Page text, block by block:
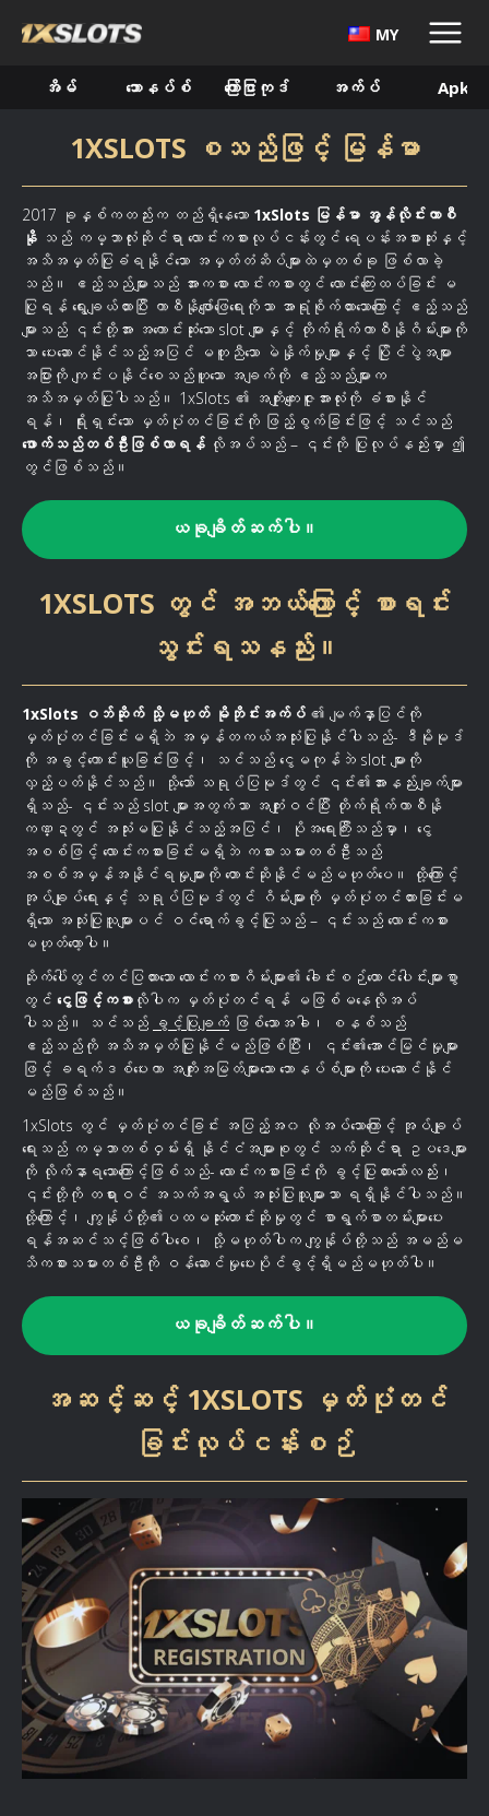
MY
အိမ် ဘောနပ်စ် ကြော်ငြာကုဒ် အက်ပ် Apk
1XSLOTS စသည်ဖြင့် မြန်မာ
2017 ခုနှစ်ကတည်းက တည်ရှိနေသော 1xSlots မြန်မာ အွန်လိုင်းကာစီ
နို သည် ကမ္ဘာလုံးဆိုင်ရာ လောင်းကစားလုပ်ငန်းတွင် ရေပန်းအစားဆုံးနှင့်
အသိအမှတ်ပြုခံရနိုင်သော အမှတ်တံဆိပ်များထဲမှတစ်ခု ဖြစ်လာခဲ့
သည်။ ဧည့်သည်များသည် အားကစား လောင်းကစားတွင် လောင်းကြေးထပ်ခြင်း မ
ပြုရန် ရွေးချယ်ထားပြီး ကာစီနိုဖျော်ဖြေရေးကိုသာ အာရုံစိုက်ထားသောကြောင့် ဧည့်သည်
များသည် ၎င်းတို့အား အကောင်းဆုံးသော slot များနှင့် တိုက်ရိုက်ကာစီနိုဂိမ်းများကို
သာ ပေးဆောင်နိုင်သည့်အပြင် မတူညီသော မဲနှိုက်မှုများနှင့် ပြိုင်ပွဲအများ
အပြားကို ကျင်းပနိုင်စေသည်ဟူသော အချက်ကို ဧည့်သည်များက
အသိအမှတ်ပြုပါသည်။ 1xSlots ၏ အကျိုးကျေးဇူးအားလုံးကို ခံစားနိုင်
ရန်၊ ရိုးရှင်းသော မှတ်ပုံတင်ခြင်းကို ဖြည့်စွက်ခြင်းဖြင့် သင်သည်
ဖောက်သည်တစ်ဦးဖြစ်လာရန် လိုအပ်သည် – ၎င်းကို ပြုလုပ်နည်းမှာ ဤ
တွင်ဖြစ်သည်။
ယခုချိတ်ဆက်ပါ။
1XSLOTS တွင် အဘယ်ကြောင့် စာရင်း
သွင်းရသနည်း။
1xSlots ဝဘ်ဆိုက် သို့မဟုတ် မိုဘိုင်းအက်ပ် ၏ မျက်နှာပြင်ကို
မှတ်ပုံတင်ခြင်းမရှိဘဲ အမှန်တကယ်အသုံးပြုနိုင်ပါသည်- ဒီမိုမုဒ်
ကို အခွင့်ကောင်းယူခြင်းဖြင့်၊ သင်သည် ငွေမကုန်ဘဲ slot များကို
လှည့်ပတ်နိုင်သည်။ သို့သော် သရုပ်ပြမုဒ်တွင် ၎င်း၏အားနည်းချက်များ
ရှိသည်- ၎င်းသည် slot များအတွက်သာ အကျုံးဝင်ပြီး တိုက်ရိုက်ကာစီနို
ကဏ္ဍတွင် အသုံးမပြုနိုင်သည့်အပြင်၊ ပိုအရေးကြီးသည်မှာ၊ ငွေ
အစစ်ဖြင့် လောင်းကစားခြင်းမရှိဘဲ ကစားသမားတစ်ဦးသည်
အစစ်အမှန်အနိုင်ရမှုများကို တောင်းဆိုနိုင်မည်မဟုတ်ပေ။ ထို့ကြောင့်
အုပ်ချုပ်ရေးနှင့် သရုပ်ပြမုဒ်တွင် ဂိမ်းများကို မှတ်ပုံတင်ထားခြင်းမ
ရှိသော အသုံးပြုသူများပင် ဝင်ရောက်ခွင့်ပြုသည် – ၎င်းသည် လောင်းကစား
မဟုတ်တော့ပါ။
ဆိုက်ပေါ်တွင်တင်ပြထားသော လောင်းကစားဂိမ်းများ၏ ခေါင်းစဉ်ထောင်ပေါင်းများစွာ
တွင် ငွေဖြင့်ကစား လိုပါက မှတ်ပုံတင်ရန် မဖြစ်မနေလိုအပ်
ပါသည်။ သင်သည် ခွင့်ပြုချက် ဖြစ်သောအခါ၊ စနစ်သည်
ဧည့်သည်ကို အသိအမှတ်ပြုနိုင်မည်ဖြစ်ပြီး၊ ၎င်း၏အောင်မြင်မှုများ
ဖြင့် ခရက်ဒစ်ပေးကာ အကျိုးအမြတ်များသော ဘောနပ်စ်များကို ပေးဆောင်နိုင်
မည်ဖြစ်သည်။
1xSlots တွင် မှတ်ပုံတင်ခြင်း အပြည့်အ၀ လိုအပ်သောကြောင့် အုပ်ချုပ်
ရေးသည် ကမ္ဘာတစ်ဝှမ်းရှိ နိုင်ငံအများစုတွင် သက်ဆိုင်ရာ ဥပဒေများ
ကို လိုက်နာရသောကြောင့်ဖြစ်သည်- လောင်းကစားခြင်းကို ခွင့်ပြုထားသော်လည်း၊
၎င်းတို့ကို တရားဝင် အသက်အရွယ် အသုံးပြုသူများသာ ရရှိနိုင်ပါသည်။
ထို့ကြောင့်၊ ကျွန်ုပ်တို့၏ပထမဆုံးတောင်းဆိုမှုတွင် စာရွက်စာတမ်းများပေး
ရန်အဆင်သင့်ဖြစ်ပါစေ၊ သို့မဟုတ်ပါက ကျွန်ုပ်တို့သည် အမည်မ
သိကစားသမားတစ်ဦးကို ဝန်ဆောင်မှုပေးပိုင်ခွင့်ရှိမည်မဟုတ်ပါ။
ယခုချိတ်ဆက်ပါ။
အဆင့်ဆင့် 1XSLOTS မှတ်ပုံတင်
ခြင်းလုပ်ငန်းစဉ်